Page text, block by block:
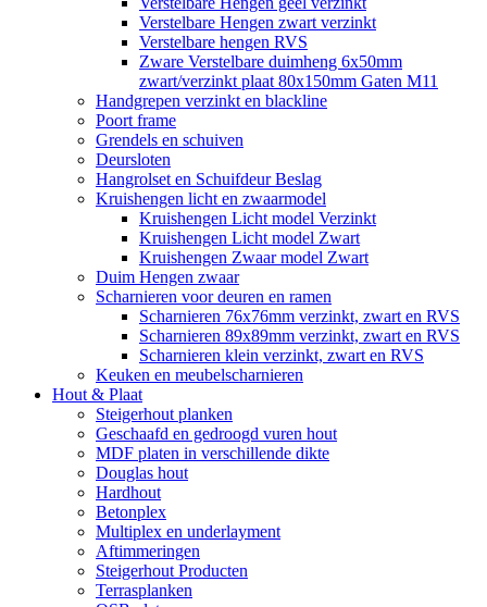
Verstelbare Hengen zwart verzinkt
Verstelbare hengen RVS
Zware Verstelbare duimheng 6x50mm
zwart/verzinkt plaat 80x150mm Gaten M11
Handgrepen verzinkt en blackline
Poort frame
Grendels en schuiven
Deursloten
Hangrolset en Schuifdeur Beslag
Kruishengen licht en zwaarmodel
Kruishengen Licht model Verzinkt
Kruishengen Licht model Zwart
Kruishengen Zwaar model Zwart
Duim Hengen zwaar
Scharnieren voor deuren en ramen
Scharnieren 76x76mm verzinkt, zwart en RVS
Scharnieren 89x89mm verzinkt, zwart en RVS
Scharnieren klein verzinkt, zwart en RVS
Keuken en meubelscharnieren
Hout & Plaat
Steigerhout planken
Geschaafd en gedroogd vuren hout
MDF platen in verschillende dikte
Douglas hout
Hardhout
Betonplex
Multiplex en underlayment
Aftimmeringen
Steigerhout Producten
Terrasplanken